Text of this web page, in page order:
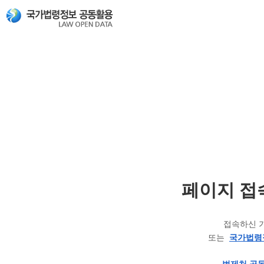
페이지 접
접속하신
또는 국가법